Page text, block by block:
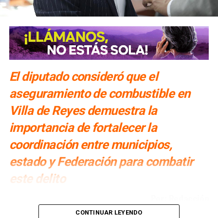
El diputado consideró que el
aseguramiento de combustible en
Villa de Reyes demuestra la
importancia de fortalecer la
coordinación entre municipios,
estado y Federación para combatir
este delito
Cuauhtli Badillo Moreno, presidente de la Comisión de
CONTINUAR LEYENDO